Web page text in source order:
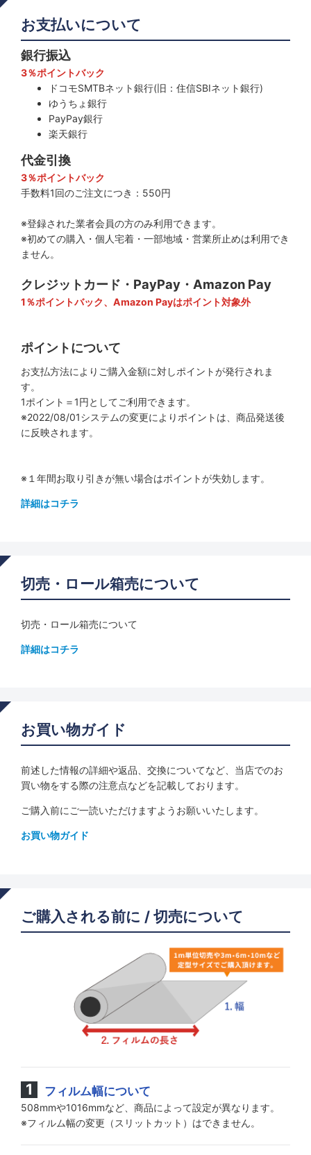
お支払いについて
銀行振込
3％ポイントバック
ドコモSMTBネット銀行(旧：住信SBIネット銀行)
ゆうちょ銀行
PayPay銀行
楽天銀行
代金引換
3％ポイントバック
手数料1回のご注文につき：550円
※登録された業者会員の方のみ利用できます。
※初めての購入・個人宅着・一部地域・営業所止めは利用でき
ません。
クレジットカード・PayPay・Amazon Pay
1％ポイントバック、Amazon Payはポイント対象外
ポイントについて
お支払方法によりご購入金額に対しポイントが発行されま
す。
1ポイント＝1円としてご利用できます。
※2022/08/01システムの変更によりポイントは、商品発送後
に反映されます。
※１年間お取り引きが無い場合はポイントが失効します。
詳細はコチラ
切売・ロール箱売について
切売・ロール箱売について
詳細はコチラ
お買い物ガイド
前述した情報の詳細や返品、交換についてなど、当店でのお
買い物をする際の注意点などを記載しております。
ご購入前にご一読いただけますようお願いいたします。
お買い物ガイド
ご購入される前に / 切売について
フィルム幅について
508mmや1016mmなど、商品によって設定が異なります。
※フィルム幅の変更（スリットカット）はできません。